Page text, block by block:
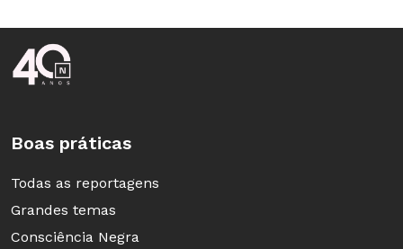
Rodapé da Nova Escola
Boas práticas
Todas as reportagens
Grandes temas
Consciência Negra